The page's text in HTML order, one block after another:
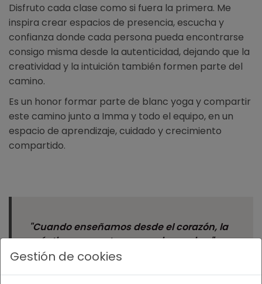
Disfruto cada clase como si fuera la primera. Me
inspira crear espacios de presencia, escucha y
confianza donde cada persona pueda encontrarse
consigo misma desde la autenticidad, dejando que la
creatividad y la intuición también formen parte del
camino.
Es un honor formar parte de blanc yoga y compartir
este camino junto a Imma y todo el equipo, en un
espacio de aprendizaje, cuidado y crecimiento
compartido.
"Cuando enseñamos desde el corazón, la
práctica encuentra su propio camino."
Gestión de cookies